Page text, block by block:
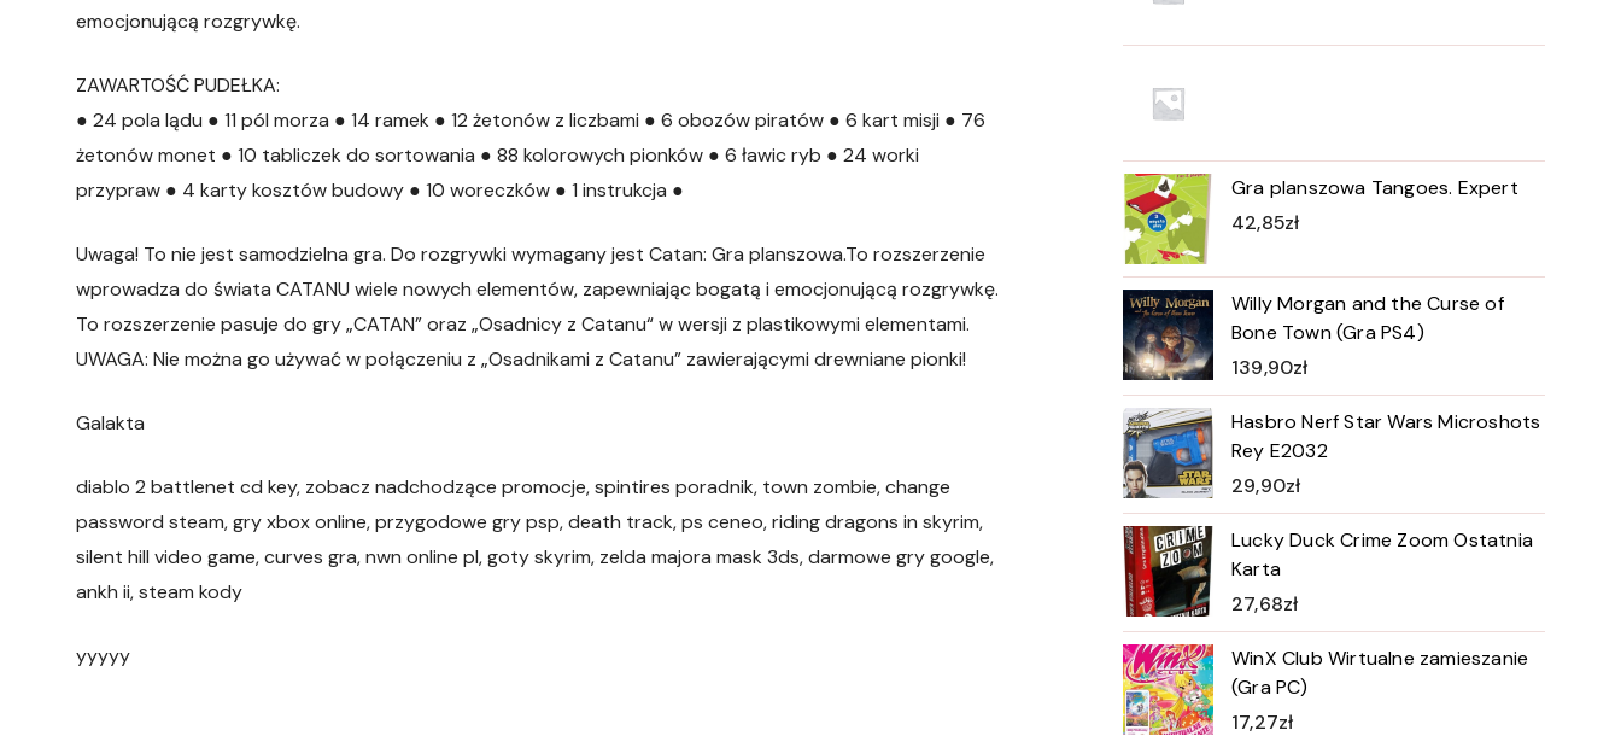
emocjonującą rozgrywkę.
ZAWARTOŚĆ PUDEŁKA:
● 24 pola lądu ● 11 pól morza ● 14 ramek ● 12 żetonów z liczbami ● 6 obozów piratów ● 6 kart misji ● 76
żetonów monet ● 10 tabliczek do sortowania ● 88 kolorowych pionków ● 6 ławic ryb ● 24 worki
przypraw ● 4 karty kosztów budowy ● 10 woreczków ● 1 instrukcja ●
Uwaga! To nie jest samodzielna gra. Do rozgrywki wymagany jest Catan: Gra planszowa.To rozszerzenie
wprowadza do świata CATANU wiele nowych elementów, zapewniając bogatą i emocjonującą rozgrywkę.
To rozszerzenie pasuje do gry „CATAN” oraz „Osadnicy z Catanu“ w wersji z plastikowymi elementami.
UWAGA: Nie można go używać w połączeniu z „Osadnikami z Catanu” zawierającymi drewniane pionki!
Galakta
diablo 2 battlenet cd key, zobacz nadchodzące promocje, spintires poradnik, town zombie, change
password steam, gry xbox online, przygodowe gry psp, death track, ps ceneo, riding dragons in skyrim,
silent hill video game, curves gra, nwn online pl, goty skyrim, zelda majora mask 3ds, darmowe gry google,
ankh ii, steam kody
yyyyy
Gra planszowa Tangoes. Expert
42,85zł
Willy Morgan and the Curse of
Bone Town (Gra PS4)
139,90zł
Hasbro Nerf Star Wars Microshots
Rey E2032
29,90zł
Lucky Duck Crime Zoom Ostatnia
Karta
27,68zł
WinX Club Wirtualne zamieszanie
(Gra PC)
17,27zł